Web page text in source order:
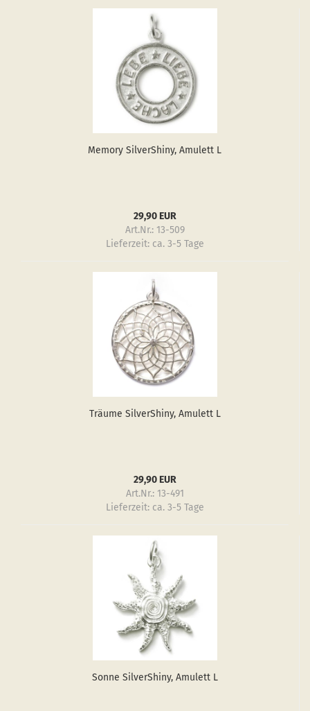
Me­mo­ry Sil­verS­hiny, Amu­lett L
29,90 EUR
Art.Nr.: 13-509
Lieferzeit: ca. 3-5 Tage
Träu­me Sil­verS­hiny, Amu­lett L
29,90 EUR
Art.Nr.: 13-491
Lieferzeit: ca. 3-5 Tage
Sonne Sil­verS­hiny, Amu­lett L